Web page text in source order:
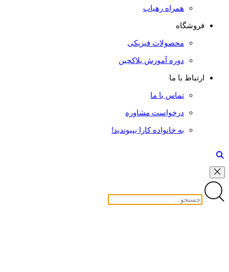
همراه رهیاب
فروشگاه
محصولات فیزیکی
دوره آموزش بلاکچین
ارتباط با ما
تماس با ما
درخواست مشاوره
به خانواده کارا بپیوندید!